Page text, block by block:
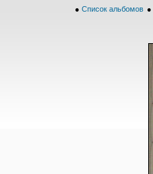
● Список альбомов ●